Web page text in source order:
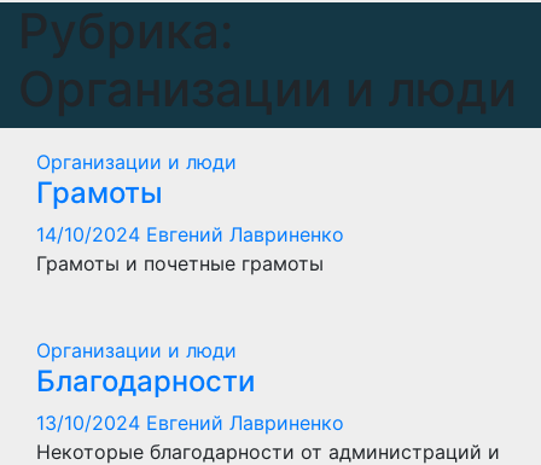
Рубрика:
Организации и люди
Организации и люди
Грамоты
14/10/2024 Евгений Лавриненко
Грамоты и почетные грамоты
Организации и люди
Благодарности
13/10/2024 Евгений Лавриненко
Некоторые благодарности от администраций и